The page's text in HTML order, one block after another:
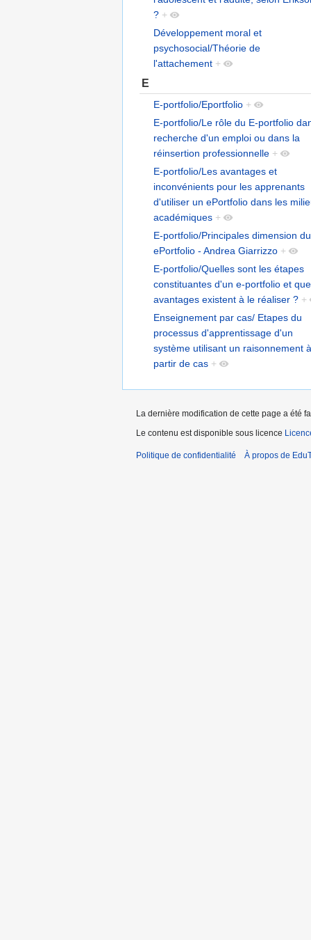
? +
Développement moral et
psychosocial/Théorie de
l'attachement +
E
E-portfolio/Eportfolio +
E-portfolio/Le rôle du E-portfolio
recherche d'un emploi ou dans la
réinsertion professionnelle +
E-portfolio/Les avantages et
inconvénients pour les apprenants
d'utiliser un ePortfolio dans les
académiques +
E-portfolio/Principales dimension du
ePortfolio - Andrea Giarrizzo +
E-portfolio/Quelles sont les étapes
constituantes d'un e-portfolio et
avantages existent à le réaliser ? +
Enseignement par cas/ Etapes du
processus d'apprentissage d'un
système utilisant un raisonnement à
partir de cas +
La dernière modification de cette page a été
Le contenu est disponible sous licence
Politique de confidentialité À propos de